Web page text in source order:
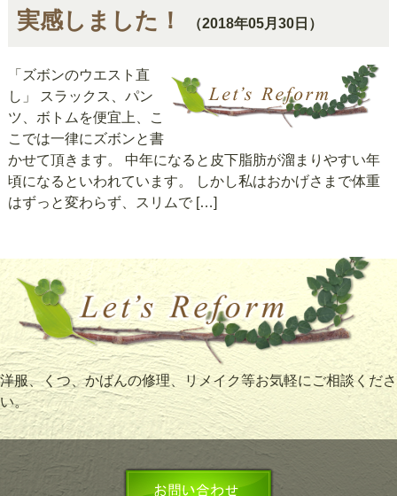
実感しました！
（2018年05月30日）
「ズボンのウエスト直
し」 スラックス、パン
ツ、ボトムを便宜上、こ
こでは一律にズボンと書
かせて頂きます。 中年になると皮下脂肪が溜まりやすい年
頃になるといわれています。 しかし私はおかげさまで体重
はずっと変わらず、スリムで […]
洋服、くつ、かばんの修理、リメイク等お気軽にご相談くださ
い。